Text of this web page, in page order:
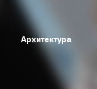
Архитектура